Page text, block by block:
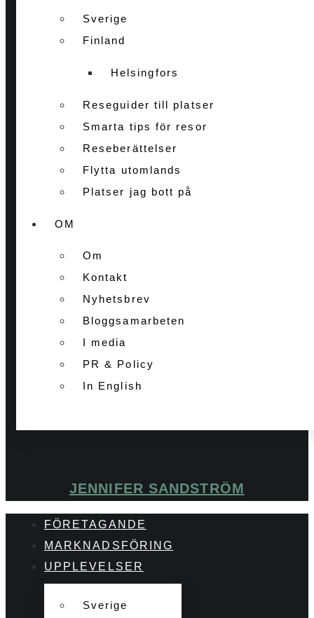
Sverige
Finland
Helsingfors
Reseguider till platser
Smarta tips för resor
Reseberättelser
Flytta utomlands
Platser jag bott på
OM
Om
Kontakt
Nyhetsbrev
Bloggsamarbeten
I media
PR & Policy
In English
JENNIFER SANDSTRÖM
FÖRETAGANDE
MARKNADSFÖRING
UPPLEVELSER
Sverige